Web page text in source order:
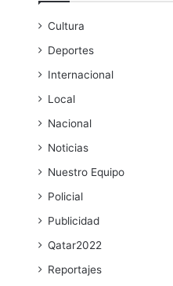
Cultura
Deportes
Internacional
Local
Nacional
Noticias
Nuestro Equipo
Policial
Publicidad
Qatar2022
Reportajes